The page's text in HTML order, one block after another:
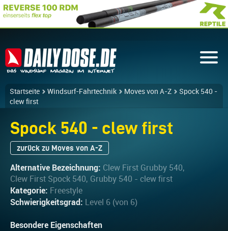
Startseite Windsurf-Fahrtechnik Moves von A-Z
Spock 540 -
clew first
Spock 540 - clew first
zurück zu Moves von A-Z
Alternative Bezeichnung: Clew First Grubby 540,
Clew First Spock 540, Grubby 540 - clew first
Kategorie: Freestyle
Schwierigkeitsgrad: Level 6 (von 6)
Besondere Eigenschaften